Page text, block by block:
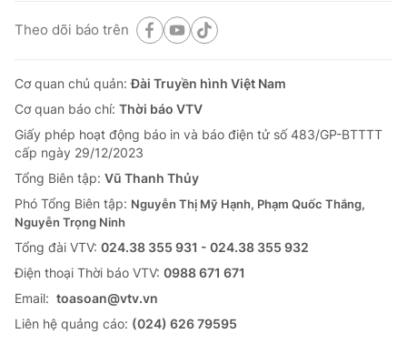
Theo dõi báo trên
Cơ quan chủ quản:Đài Truyền hình Việt Nam
Cơ quan báo chí: Thời báo VTV
Giấy phép hoạt động báo in và báo điện tử số 483/GP-BTTTT
cấp ngày 29/12/2023
Tổng Biên tập: Vũ Thanh Thủy
Phó Tổng Biên tập: Nguyễn Thị Mỹ Hạnh, Phạm Quốc Thắng,
Nguyễn Trọng Ninh
Tổng đài VTV: 024.38 355 931 - 024.38 355 932
Ðiện thoại Thời báo VTV: 0988 671 671
Email: toasoan@vtv.vn
Liên hệ quảng cáo: (024) 626 79595